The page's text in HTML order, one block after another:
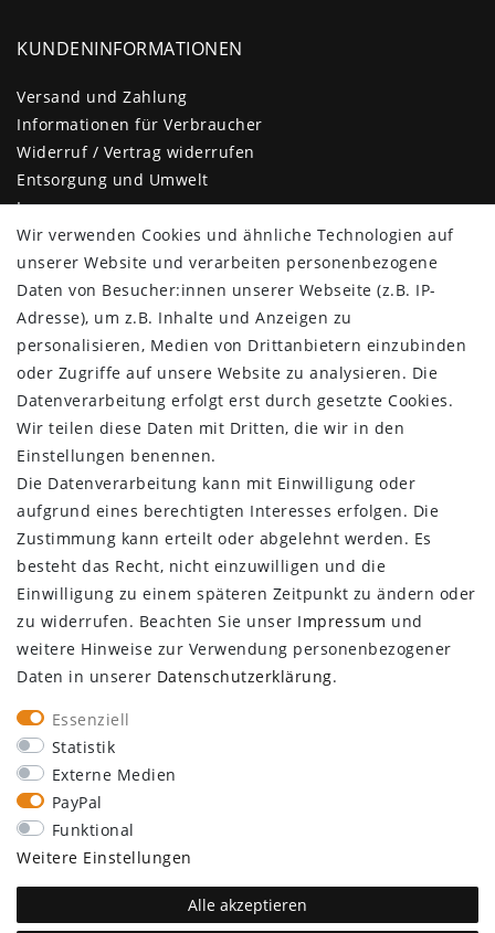
KUNDENINFORMATIONEN
Versand und Zahlung
Informationen für Verbraucher
Widerruf / Vertrag widerrufen
Entsorgung und Umwelt
Impressum
Daten­schutz­erklärung
AGB
Barrierefreiheitserklärung
Kontakt
KUNDENBEREICH
Login
Registrieren
KUNDENSERVICE
Infocenter
Newsletter
Kontakt
Großkundenzugang
Vertrag widerrufen
ÜBER UNS
SEBSON
Walter-Behrendt-Str. 10
Wir verwenden Cookies und ähnliche Technologien auf
unserer Website und verarbeiten personenbezogene
Daten von Besucher:innen unserer Webseite (z.B. IP-
Adresse), um z.B. Inhalte und Anzeigen zu
personalisieren, Medien von Drittanbietern einzubinden
oder Zugriffe auf unsere Website zu analysieren. Die
Datenverarbeitung erfolgt erst durch gesetzte Cookies.
Wir teilen diese Daten mit Dritten, die wir in den
Einstellungen benennen.
Die Datenverarbeitung kann mit Einwilligung oder
aufgrund eines berechtigten Interesses erfolgen. Die
Zustimmung kann erteilt oder abgelehnt werden. Es
besteht das Recht, nicht einzuwilligen und die
Einwilligung zu einem späteren Zeitpunkt zu ändern oder
zu widerrufen. Beachten Sie unser Impressum und
weitere Hinweise zur Verwendung personenbezogener
Daten in unserer Daten­schutz­erklärung.
Essenziell
Statistik
Externe Medien
PayPal
Funktional
Weitere Einstellungen
Alle akzeptieren